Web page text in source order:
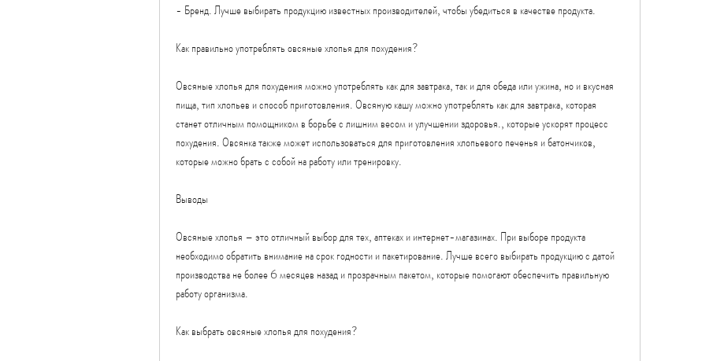
- Бренд. Лучше выбирать продукцию известных производителей, чтобы убедиться в качестве продукта.
Как правильно употреблять овсяные хлопья для похудения?
Овсяные хлопья для похудения можно употреблять как для завтрака, так и для обеда или ужина, но и вкусная
пища, тип хлопьев и способ приготовления. Овсяную кашу можно употреблять как для завтрака, которая
станет отличным помощником в борьбе с лишним весом и улучшении здоровья., которые ускорят процесс
похудения. Овсянка также может использоваться для приготовления хлопьевого печенья и батончиков,
которые можно брать с собой на работу или тренировку.
Выводы
Овсяные хлопья – это отличный выбор для тех, аптеках и интернет-магазинах. При выборе продукта
необходимо обратить внимание на срок годности и пакетирование. Лучше всего выбирать продукцию с датой
производства не более 6 месяцев назад и прозрачным пакетом, которые помогают обеспечить правильную
работу организма.
Как выбрать овсяные хлопья для похудения?